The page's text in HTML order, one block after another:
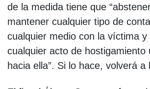
de la medida tiene que
mantener cualquier tipo de
cualquier medio con la víctima
cualquier acto de hostigamiento
hacia ella”. Si lo hace, volverá a